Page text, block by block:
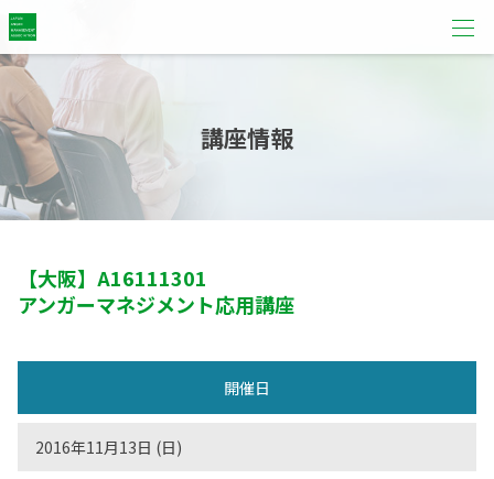
講座情報
【大阪】 A16111301
アンガーマネジメント応用講座
開催日
2016年11月13日 (日)